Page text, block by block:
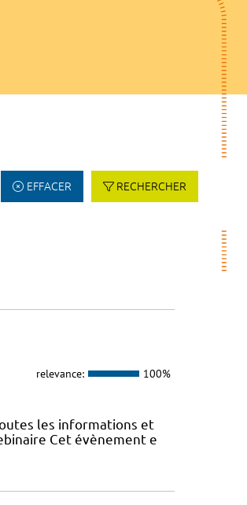
EFFACER RECHERCHER
relevance: 100%
les informations et
Cet évènement e